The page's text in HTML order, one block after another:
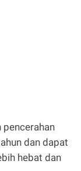
pencerahan
dan dapat
hebat dan